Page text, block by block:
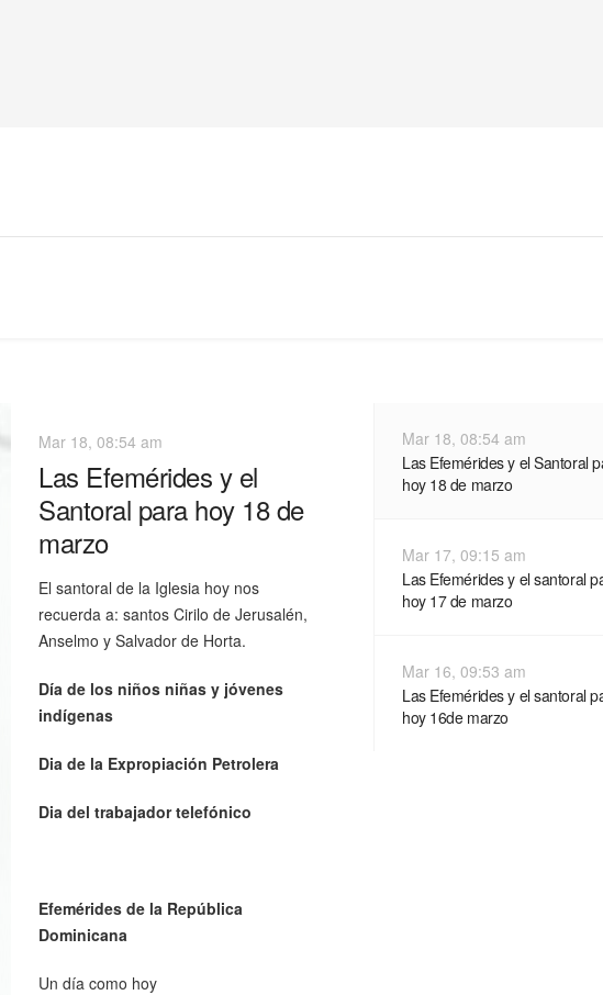
Mar 18, 08:54 am
Las Efemérides y el
Santoral para hoy 18 de
marzo
El santoral de la Iglesia hoy nos
recuerda a: santos Cirilo de Jerusalén,
Anselmo y Salvador de Horta.
Día de los niños niñas y jóvenes
indígenas
Dia de la Expropiación Petrolera
Dia del trabajador telefónico
Efemérides de la República
Dominicana
Un día como hoy
Mar 18, 08:54 am
Las Efemérides y el Santoral
hoy 18 de marzo
Mar 17, 09:15 am
Las Efemérides y el santoral
hoy 17 de marzo
Mar 16, 09:53 am
Las Efemérides y el santoral
hoy 16de marzo